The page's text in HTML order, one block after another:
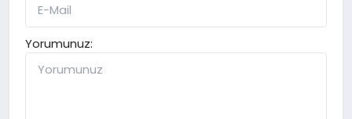
Yorumunuz: